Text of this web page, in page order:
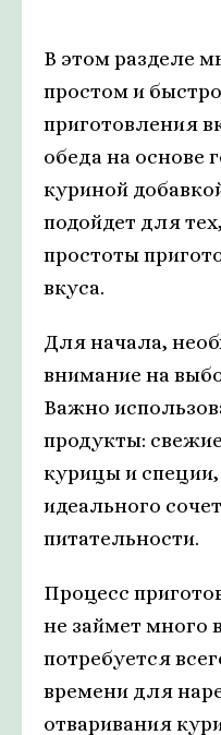
В этом разделе
простом и
приготовления
обеда на основе
куриной
подойдет для
простоты
вкуса.
Для начала,
внимание на
Важно
продукты:
курицы и
идеального
питательности.
Процесс
не займет много
потребуется
времени для
отваривания